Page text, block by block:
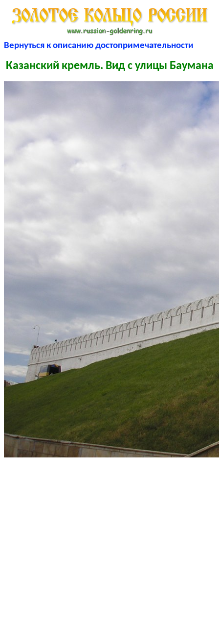
Вернуться к описанию достопримечательности
Казанский кремль. Вид с улицы Баумана